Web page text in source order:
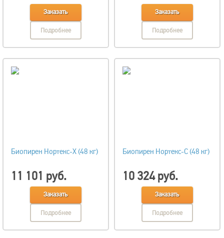
Заказать
Подробнее
Заказать
Подробнее
Биопирен Нортекс-Х (48 кг)
11 101 руб.
Заказать
Подробнее
Биопирен Нортекс-С (48 кг)
10 324 руб.
Заказать
Подробнее